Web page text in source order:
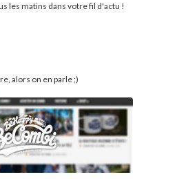
les matins dans votre fil d'actu !
alors on en parle ;)